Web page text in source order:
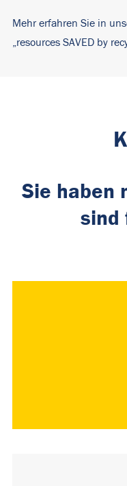
Mehr erfahren Sie in
„resources SAVED by
Sie haben
sind